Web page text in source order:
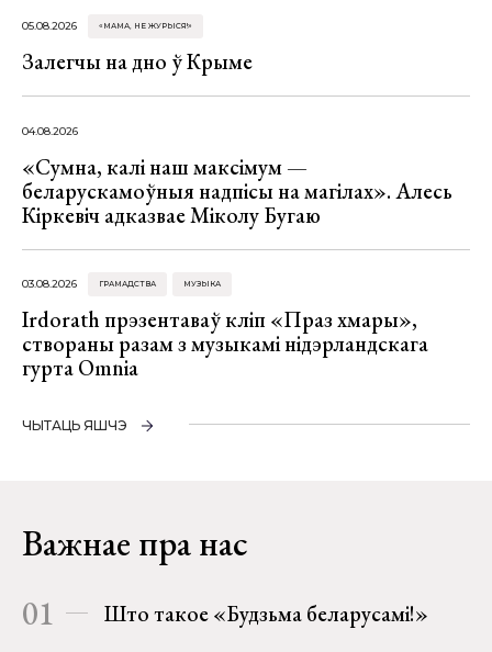
05.08.2026 «МАМА, НЕ ЖУРЫСЯ!»
Залегчы на дно ў Крыме
04.08.2026
«Сумна, калі наш максімум —
беларускамоўныя надпісы на магілах». Алесь
Кіркевіч адказвае Міколу Бугаю
03.08.2026 ГРАМАДСТВА МУЗЫКА
Irdorath прэзентаваў кліп «Праз хмары»,
створаны разам з музыкамі нідэрландскага
гурта Omnia
ЧЫТАЦЬ ЯШЧЭ
Важнае пра нас
01 Што такое «Будзьма беларусамі!»